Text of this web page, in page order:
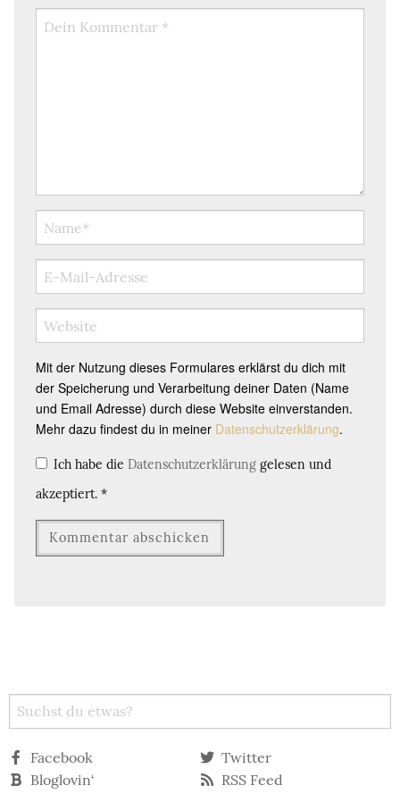
Mit der Nutzung dieses Formulares erklärst du dich mit
der Speicherung und Verarbeitung deiner Daten (Name
und Email Adresse) durch diese Website einverstanden.
Mehr dazu findest du in meiner Datenschutzerklärung.
Ich habe die Datenschutzerklärung gelesen und
akzeptiert. *
Facebook
Twitter
Bloglovin‘
RSS Feed